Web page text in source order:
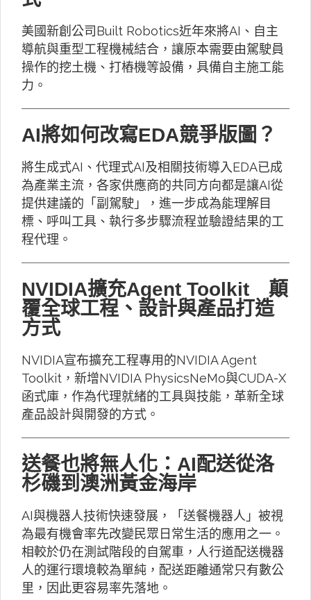
美國新創公司Built Robotics近年來將AI、自主
導航與重型工程機械結合，讓原本需要由駕駛員
操作的挖土機、打樁機等設備，具備自主施工能
力。
AI將如何改寫EDA競爭版圖？
將生成式AI、代理式AI及相關技術導入EDA已成
為產業主流，各家供應商的共同方向都是讓AI從
提供建議的「副駕駛」，進一步成為能理解目
標、呼叫工具、執行多步驟流程並驗證結果的工
程代理。
NVIDIA擴充Agent Toolkit 顛
覆全球工程、設計與產品打造
方式
NVIDIA宣布擴充工程專用的NVIDIA Agent
Toolkit，新增NVIDIA PhysicsNeMo與CUDA-X
函式庫，作為代理就緒的工具與技能，革新全球
產品設計與開發的方式。
送餐也將無人化：AI配送從洛
杉磯到澳洲黃金海岸
AI與機器人技術快速發展，「送餐機器人」被視
為最有機會率先改變民眾日常生活的應用之一。
相較於仍在測試階段的自駕車，人行道配送機器
人的運行環境較為單純，配送距離通常只有數公
里，因此更容易率先落地。